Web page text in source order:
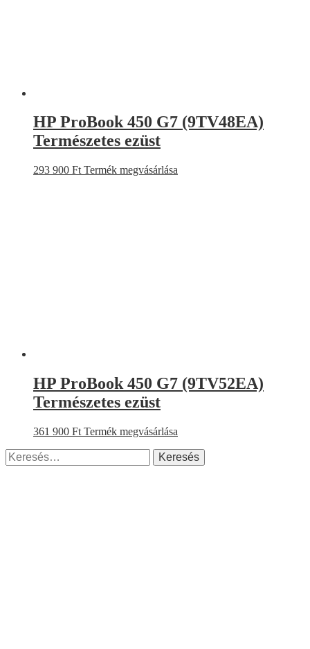
HP ProBook 450 G7 (9TV48EA)
Természetes ezüst
293 900 Ft Termék megvásárlása
HP ProBook 450 G7 (9TV52EA)
Természetes ezüst
361 900 Ft Termék megvásárlása
Keresés: